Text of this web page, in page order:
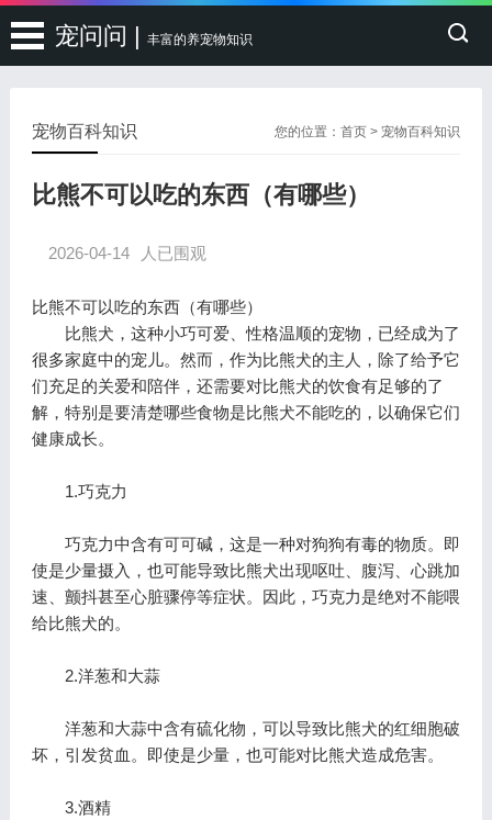
宠问问 | 丰富的养宠物知识
您的位置：首页 >宠物百科知识
宠物百科知识
比熊不可以吃的东西（有哪些）
2026-04-14 人已围观
比熊不可以吃的东西（有哪些）
比熊犬，这种小巧可爱、性格温顺的宠物，已经成为了
很多家庭中的宠儿。然而，作为比熊犬的主人，除了给予它
们充足的关爱和陪伴，还需要对比熊犬的饮食有足够的了
解，特别是要清楚哪些食物是比熊犬不能吃的，以确保它们
健康成长。
1.巧克力
巧克力中含有可可碱，这是一种对狗狗有毒的物质。即
使是少量摄入，也可能导致比熊犬出现呕吐、腹泻、心跳加
速、颤抖甚至心脏骤停等症状。因此，巧克力是绝对不能喂
给比熊犬的。
2.洋葱和大蒜
洋葱和大蒜中含有硫化物，可以导致比熊犬的红细胞破
坏，引发贫血。即使是少量，也可能对比熊犬造成危害。
3.酒精